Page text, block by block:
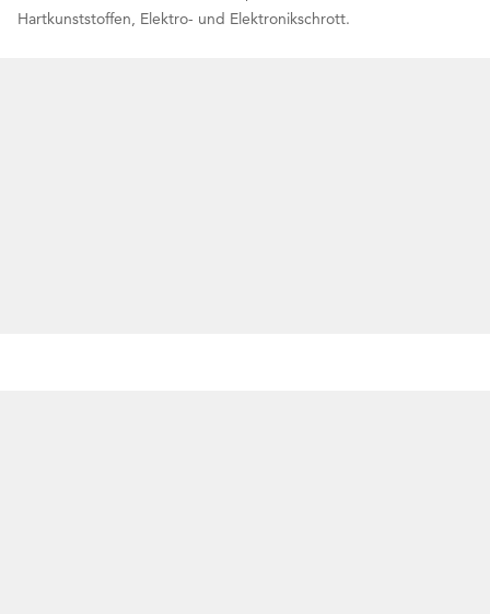
Hartkunststoffen, Elektro- und Elektronikschrott.